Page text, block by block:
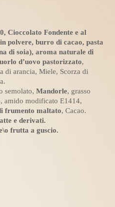
Cioccolato Fondente e al
polvere, burro di cacao, pasta
di soia), aroma naturale di
d’uovo pastorizzato,
di arancia, Miele, Scorza di
semolato,Mandorle, grasso
amido modificato E1414,
frumento maltato, Cacao.
e derivati.
frutta a guscio.